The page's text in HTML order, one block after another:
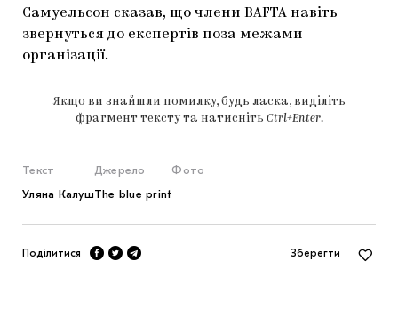
Самуельсон сказав, що члени BAFTA навіть
звернуться до експертів поза межами
організації.
Якщо ви знайшли помилку, будь ласка, виділіть
фрагмент тексту та натисніть Ctrl+Enter.
Текст
Уляна Калуш
Джерело
The blue print
Фото
Поділитися Зберегти